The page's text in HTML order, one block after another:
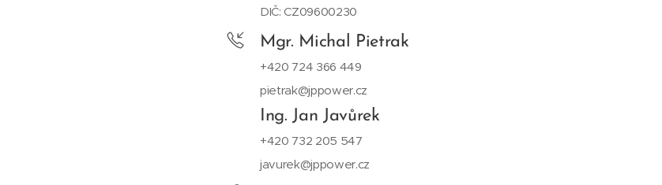
DIČ: CZ09600230
Mgr. Michal Pietrak
+420 724 366 449
pietrak@jppower.cz
Ing. Jan Javůrek
+420 732 205 547
javurek@jppower.cz